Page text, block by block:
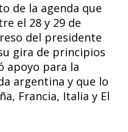
de la agenda que
el 28 y 29 de
del presidente
gira de principios
apoyo para la
argentina y que lo
Francia, Italia y El